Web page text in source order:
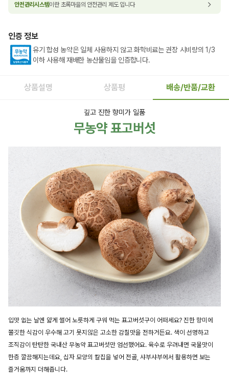
안전관리시스템이란 초록마을의 안전관리 제도 입니다
인증 정보
유기 합성 농약은 일체 사용하지 않고 화학비료는 권장 시비량의 1/3
이하 사용해 재배한 농산물임을 인증합니다.
상품설명 상품평 배송/반품/교환
깊고 진한 향미가 일품
무농약 표고버섯
입맛 없는 날엔 얇게 썰어 노릇하게 구워 먹는 표고버섯구이 어떠세요? 진한 향미에
쫄깃한 식감이 우수해 고기 못지않은 고소한 감칠맛을 전하거든요. 색이 선명하고
조직감이 탄탄한 국내산 무농약 표고버섯만 엄선했어요. 육수로 우려내면 국물맛이
한층 깔끔해지는데요, 십자 모양의 칼집을 넣어 전골, 샤부샤부에서 활용하면 보는
즐거움까지 더해줍니다.